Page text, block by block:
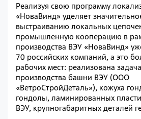
Реализуя свою программу
«НоваВинд» уделяет
выстраиванию локальных
промышленную кооперацию в
производства ВЭУ «НоваВинд»
70 российских компаний, а это
рабочих мест: реализована
производства башни ВЭУ (ООО
«ВетроСтройДеталь»), кожуха
гондолы, ламинированных
ВЭУ, крупногабаритных деталей